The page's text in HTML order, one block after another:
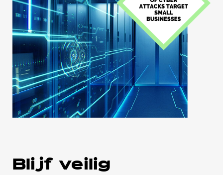
Blijf veilig